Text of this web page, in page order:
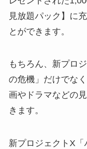
見放題パック】に
とができます。
もちろん、新プロ
の危機」だけでな
画やドラマなどの
きます。
新プロジェクトX